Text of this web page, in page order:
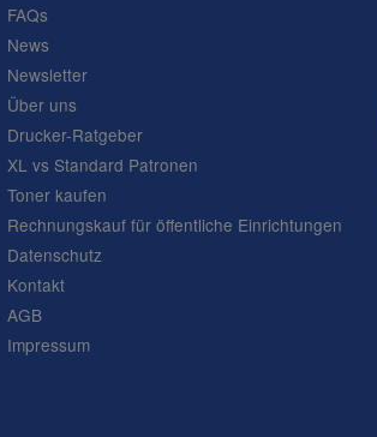
FAQs
News
Newsletter
Über uns
Drucker-Ratgeber
XL vs Standard Patronen
Toner kaufen
Rechnungskauf für öffentliche Einrichtungen
Datenschutz
Kontakt
AGB
Impressum